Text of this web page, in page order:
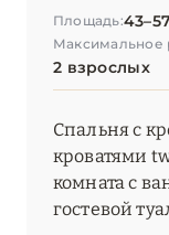
Kopster Hotel
L'Apogée
L’Alpaga Megève
La Chaudanne
La Sivolière
Площадь:
Максимальное
2 взрослых
Спальня с
кроватями
комната с
гостевой